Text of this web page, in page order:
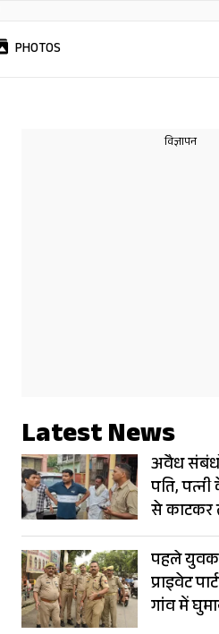
PHOTOS
Latest News
अवैध
पति,
से काटकर
पहले युवक
प्राइवेट
गांव में